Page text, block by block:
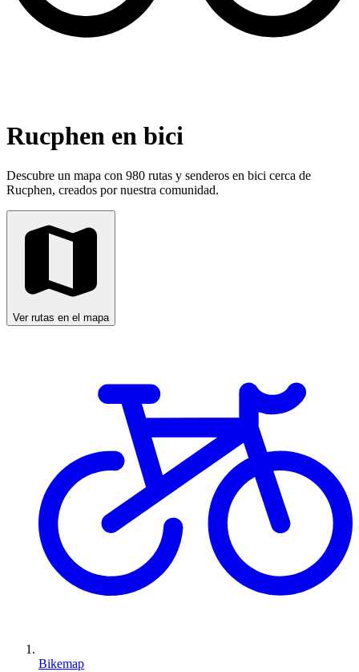
Rucphen en bici
Descubre un mapa con 980 rutas y senderos en bici cerca de
Rucphen, creados por nuestra comunidad.
Ver rutas en el mapa
Bikemap